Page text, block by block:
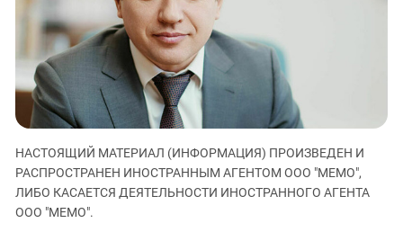
ЗАСТАВЛЯЕТ
КАВКАЗ ЗА ПАЛЕСТИНУ
ИНАКОМЫСЛИЕ В ЧЕЧНЕ
ПРЕСЛЕДОВАНИЕ АКТИВИСТОВ
МОБИЛИЗАЦИЯ И ПРОТЕСТЫ
Дагестан
Ингушетия
Кабардино-Балкария
Калмыкия
Карачаево-Черкесия
Краснодарский край
Российская Федерация
НАСТОЯЩИЙ МАТЕРИАЛ (ИНФОРМАЦИЯ) ПРОИЗВЕДЕН И
РАСПРОСТРАНЕН ИНОСТРАННЫМ АГЕНТОМ ООО "МЕМО",
ЛИБО КАСАЕТСЯ ДЕЯТЕЛЬНОСТИ ИНОСТРАННОГО АГЕНТА
ООО "МЕМО".